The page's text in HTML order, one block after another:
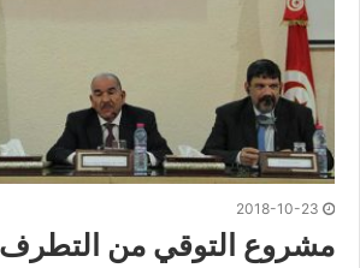
2018-10-23
مشروع التوقي من